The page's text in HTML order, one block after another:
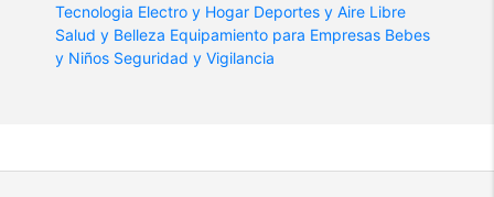
Tecnologia Electro y Hogar Deportes y Aire Libre
Salud y Belleza Equipamiento para Empresas Bebes
y Niños Seguridad y Vigilancia